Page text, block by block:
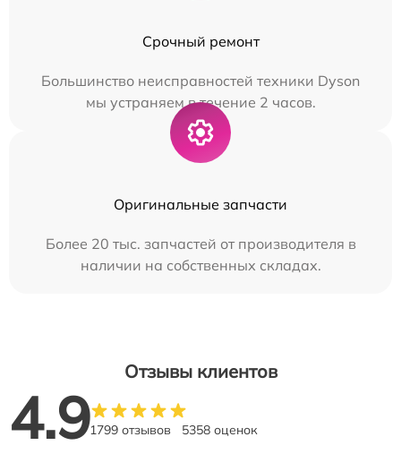
Срочный ремонт
Большинство неисправностей техники Dyson
мы устраняем в течение 2 часов.
Оригинальные запчасти
Более 20 тыс. запчастей от производителя в
наличии на собственных складах.
Отзывы клиентов
4.91799 отзывов 5358 оценок